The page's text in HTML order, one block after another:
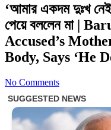
‘আমার একদম দুঃখ
পেয়ে বললেন মা |
Accused’s
Body, Says ‘He
No Comments